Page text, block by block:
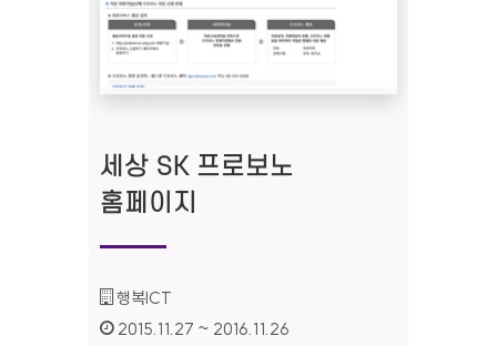
세상 SK 프로보노
홈페이지
기관명 :
행복ICT
인증기간 :
2015.11.27 ~ 2016.11.26